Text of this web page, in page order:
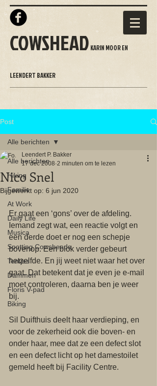
COWSHEAD KARIN MOOR EN
LEENDERT BAKKER
Post
Alle berichten
Hiking
Familie
At Work
Daily Life
Musica
Spotting Cowsheads
Tentjes
Dammen
Floris V-pad
Biking
Alle berichten
Nico Snel
Leendert P. Bakker
17 dec 2008 2 minuten om te lezen
Bijgewerkt op: 6 jun 2020
Er gaat een ‘gons’ over de afdeling.
Iemand zegt wat, een reactie volgt en
een derde doet er nog een schepje
bovenop. Een blok verder gebeurt
hetzelfde. En jij weet niet waar het over
gaat. Dat betekent dat je even je e-mail
moet controleren, daarna ben je weer
bij.
Sil Duifthuis deelt haar verdieping, en
voor de zekerheid ook die boven- en
onder haar, mee dat ze een defect slot
en een defect licht op het damestoilet
gemeld heeft bij Facility Centre.